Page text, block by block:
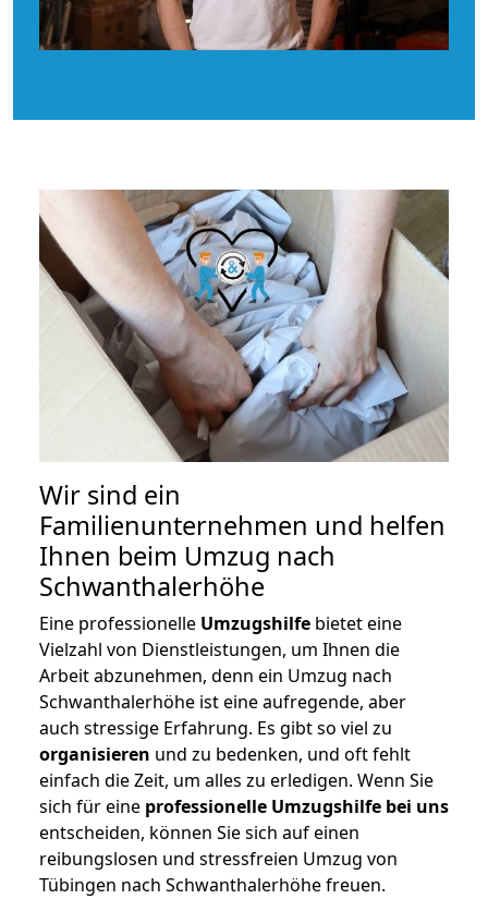
Wir sind ein
Familienunternehmen und helfen
Ihnen beim Umzug nach
Schwanthalerhöhe
Eine professionelle Umzugshilfe bietet eine
Vielzahl von Dienstleistungen, um Ihnen die
Arbeit abzunehmen, denn ein Umzug nach
Schwanthalerhöhe ist eine aufregende, aber
auch stressige Erfahrung. Es gibt so viel zu
organisieren und zu bedenken, und oft fehlt
einfach die Zeit, um alles zu erledigen. Wenn Sie
sich für eine professionelle Umzugshilfe bei uns
entscheiden, können Sie sich auf einen
reibungslosen und stressfreien Umzug von
Tübingen nach Schwanthalerhöhe freuen.